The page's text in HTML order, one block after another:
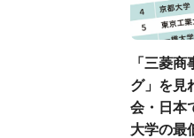
「三菱
グ」を見
会・日本
大学の最